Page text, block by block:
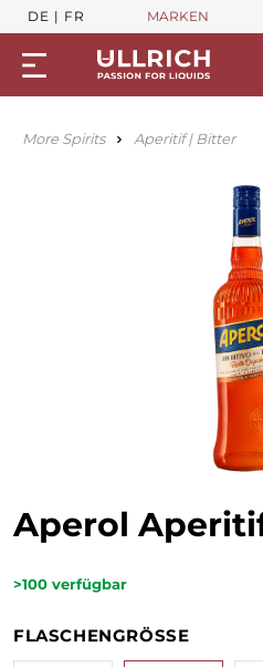
DE FR MARKEN
More Spirits Aperitif | Bitter
Aperol Aperitif
>100 verfügbar
FLASCHENGRÖSSE